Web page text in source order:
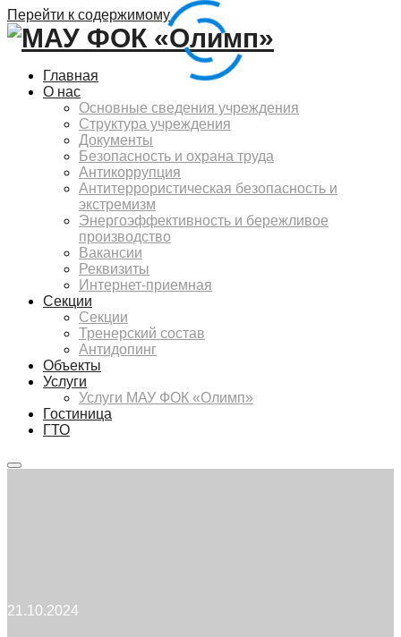
Перейти к содержимому
Главная
О нас
Основные сведения учреждения
Структура учреждения
Документы
Безопасность и охрана труда
Антикоррупция
Антитеррористическая безопасность и
экстремизм
Энергоэффективность и бережливое
производство
Вакансии
Реквизиты
Интернет-приемная
Секции
Секции
Тренерский состав
Антидопинг
Объекты
Услуги
Услуги МАУ ФОК «Олимп»
Гостиница
ГТО
Главное
21.10.2024